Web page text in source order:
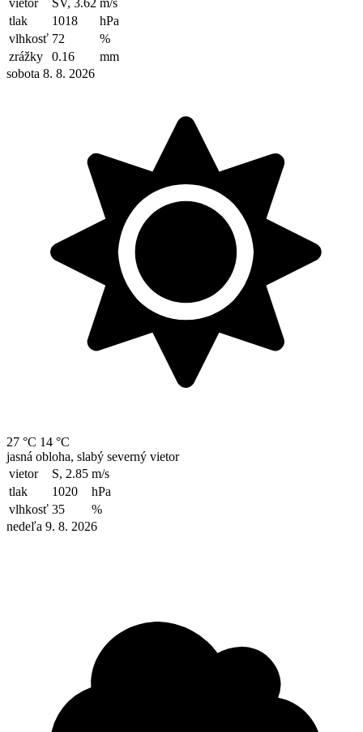
tlak
1018
hPa
vlhkosť 72
%
zrážky
0.16
mm
sobota 8. 8. 2026
27 °C 14 °C
jasná obloha, slabý severný vietor
vietor
S, 2.85 m/s
tlak
1020
hPa
vlhkosť 35
%
nedeľa 9. 8. 2026